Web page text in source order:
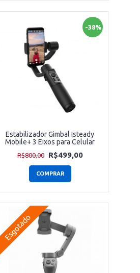
-38%
Estabilizador Gimbal Isteady
Mobile+ 3 Eixos para Celular
R$800,00 R$499,00
COMPRAR
Esgotado